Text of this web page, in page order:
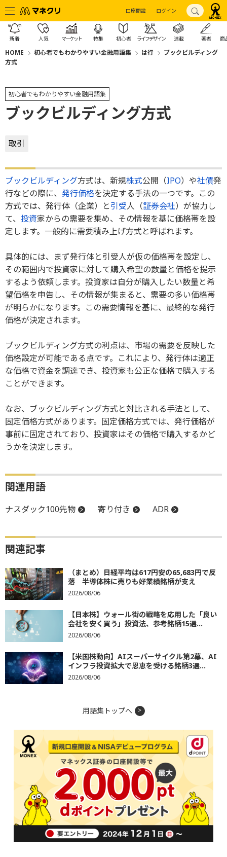
口座開設 ログイン
新着 人気 マーケット 特集 初心者 ライフデザイン 連載 著者 商
HOME 初心者でもわかりやすい金融用語集 は行
ブックビルディング
方式
初心者でもわかりやすい金融用語集
ブックビルディング方式
取引
ブックビルディング方式は、新規株式公開（IPO）や社債発
行などの際に、 発行価格を決定する手法の一つです。この
方式では、発行体（企業）と引受人（証券会社）が協力し
て、 投資家からの需要を集め、その情報を基に価格帯を設
定します。一般的に需要積み上げ方式と呼ばれます。
具体的には、まず発行体と引受人が仮の価格帯を設定し、
その範囲内で投資家に対して購入希望の数量と価格を提示
するよう依頼します。投資家は自分が購入したい数量と希
望価格を申告し、その情報が集まると、需要の多い価格帯
が明らかになります。この需要情報を基に、最終的な発行
価格が決定されます。
ブックビルディング方式の利点は、市場の需要を反映した
価格設定が可能である点です。これにより、発行体は適正
な価格で資金を調達でき、投資家も公正な価格で購入する
ことができます。
なお、ブックビルディング方式と対比される手法として、
固定価格方式があります。固定価格方式では、発行価格が
事前に固定されており、投資家はその価格で購入するかど
うかを決定します。
関連用語
ナスダック100先物 寄り付き ADR
関連記事
（まとめ）日経平均は617円安の65,683円で反
落 半導体株に売りも好業績銘柄が支え
2026/08/06
【日本株】ウォール街の戦略を応用した「良い
会社を安く買う」投資法、参考銘柄15選...
2026/08/06
【米国株動向】AIスーパーサイクル第2幕、AI
インフラ投資拡大で恩恵を受ける銘柄3選...
2026/08/06
用語集トップへ